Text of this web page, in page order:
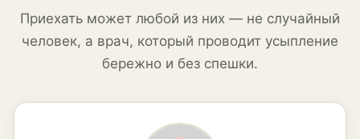
Приехать может любой из них — не случайный
человек, а врач, который проводит усыпление
бережно и без спешки.